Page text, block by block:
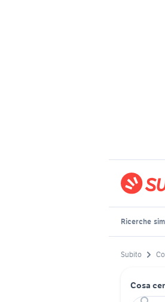
Ricerche
Subito
Cosa